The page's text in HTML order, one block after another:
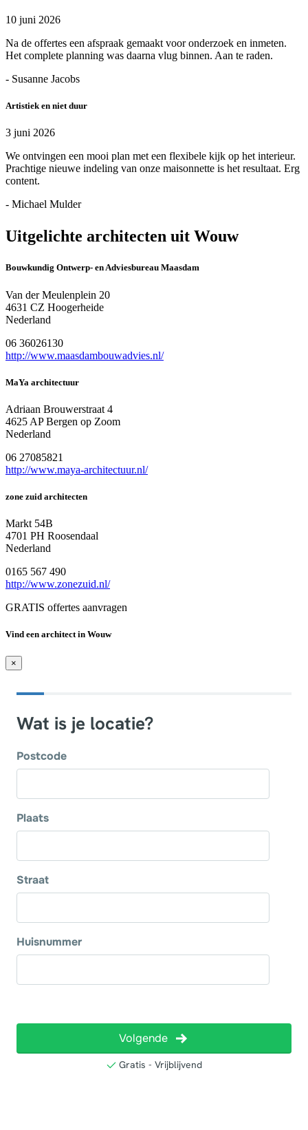
10 juni 2026
Na de offertes een afspraak gemaakt voor onderzoek en inmeten.
Het complete planning was daarna vlug binnen. Aan te raden.
- Susanne Jacobs
Artistiek en niet duur
3 juni 2026
We ontvingen een mooi plan met een flexibele kijk op het interieur.
Prachtige nieuwe indeling van onze maisonnette is het resultaat. Erg
content.
- Michael Mulder
Uitgelichte architecten uit Wouw
Bouwkundig Ontwerp- en Adviesbureau Maasdam
Van der Meulenplein 20
4631 CZ Hoogerheide
Nederland
06 36026130
http://www.maasdambouwadvies.nl/
MaYa architectuur
Adriaan Brouwerstraat 4
4625 AP Bergen op Zoom
Nederland
06 27085821
http://www.maya-architectuur.nl/
zone zuid architecten
Markt 54B
4701 PH Roosendaal
Nederland
0165 567 490
http://www.zonezuid.nl/
GRATIS offertes aanvragen
Vind een architect in Wouw
×